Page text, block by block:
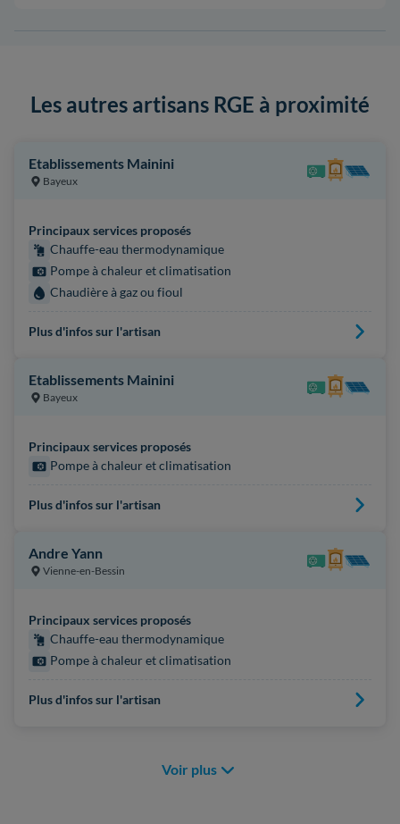
Les autres artisans RGE à proximité
Etablissements Mainini
Bayeux
Principaux services proposés
Chauffe-eau thermodynamique
Pompe à chaleur et climatisation
Chaudière à gaz ou fioul
Plus d'infos sur l'artisan
Etablissements Mainini
Bayeux
Principaux services proposés
Pompe à chaleur et climatisation
Plus d'infos sur l'artisan
Andre Yann
Vienne-en-Bessin
Principaux services proposés
Chauffe-eau thermodynamique
Pompe à chaleur et climatisation
Plus d'infos sur l'artisan
Voir plus